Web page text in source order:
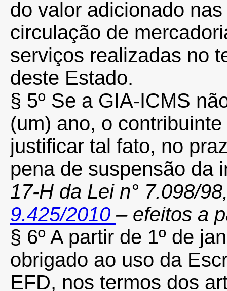
do valor adicionado
circulação de
serviços realizadas no
deste Estado.
§ 5º Se a GIA-ICMS
(um) ano, o
justificar tal fato, no
pena de suspensão da
17-H da Lei n° 7.098/
9.425/2010– efeitos a
§ 6º A partir de 1º de
obrigado ao uso da
EFD, nos termos dos